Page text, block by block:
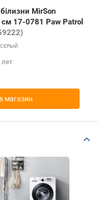
MirSon
17-0781 Paw Patrol
магазин